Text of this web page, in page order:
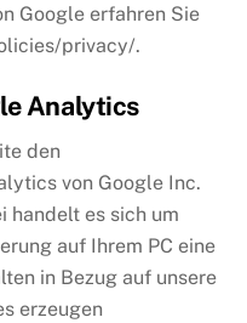
Google erfahren Sie
privacy/.
Analytics
den
von Google Inc.
handelt es sich um
auf Ihrem PC eine
in Bezug auf unsere
erzeugen